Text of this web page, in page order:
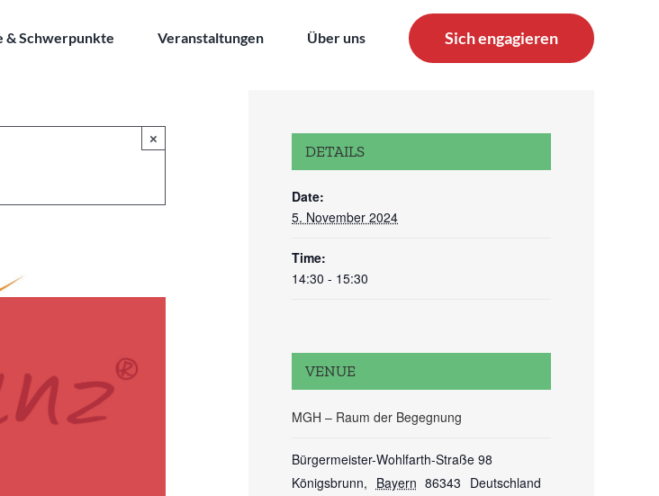
& Schwerpunkte Veranstaltungen Über uns Sich engagieren
×
DETAILS
Date:
5. November 2024
Time:
14:30 - 15:30
VENUE
MGH – Raum der Begegnung
Bürgermeister-Wohlfarth-Straße 98
Königsbrunn, Bayern 86343 Deutschland